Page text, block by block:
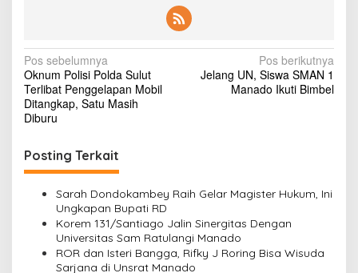
N
a
v
i
g
a
Pos sebelumnya
Oknum Polisi Polda Sulut
Terlibat Penggelapan Mobil
Ditangkap, Satu Masih
Diburu
Pos berikutnya
Jelang UN, Siswa SMAN 1
Manado Ikuti Bimbel
Posting Terkait
Sarah Dondokambey Raih Gelar Magister Hukum, Ini
Ungkapan Bupati RD
Korem 131/Santiago Jalin Sinergitas Dengan
Universitas Sam Ratulangi Manado
ROR dan Isteri Bangga, Rifky J Roring Bisa Wisuda
Sarjana di Unsrat Manado